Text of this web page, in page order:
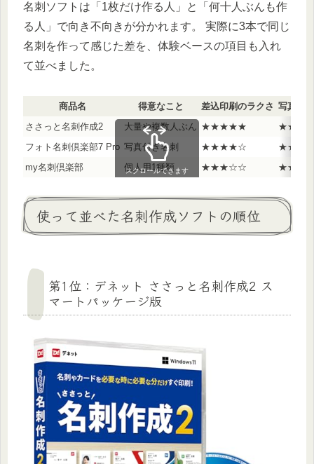
名刺ソフトは「1枚だけ作る人」と「何十人ぶんも作
る人」で向き不向きが分かれます。 実際に3本で同じ
名刺を作って感じた差を、体験ベースの項目も入れ
て並べました。
商品名 得意なこと 差込印刷のラクさ 写真名
ささっと名刺作成2
大量や複数人ぶん ★★★★★
フォト名刺倶楽部7 Pro 写真付き名刺 ★★★★☆
my名刺倶楽部
個人用1種類 ★★★☆☆
スクロールできます
使って並べた名刺作成ソフトの順位
第1位：デネット ささっと名刺作成2 ス
マートパッケージ版